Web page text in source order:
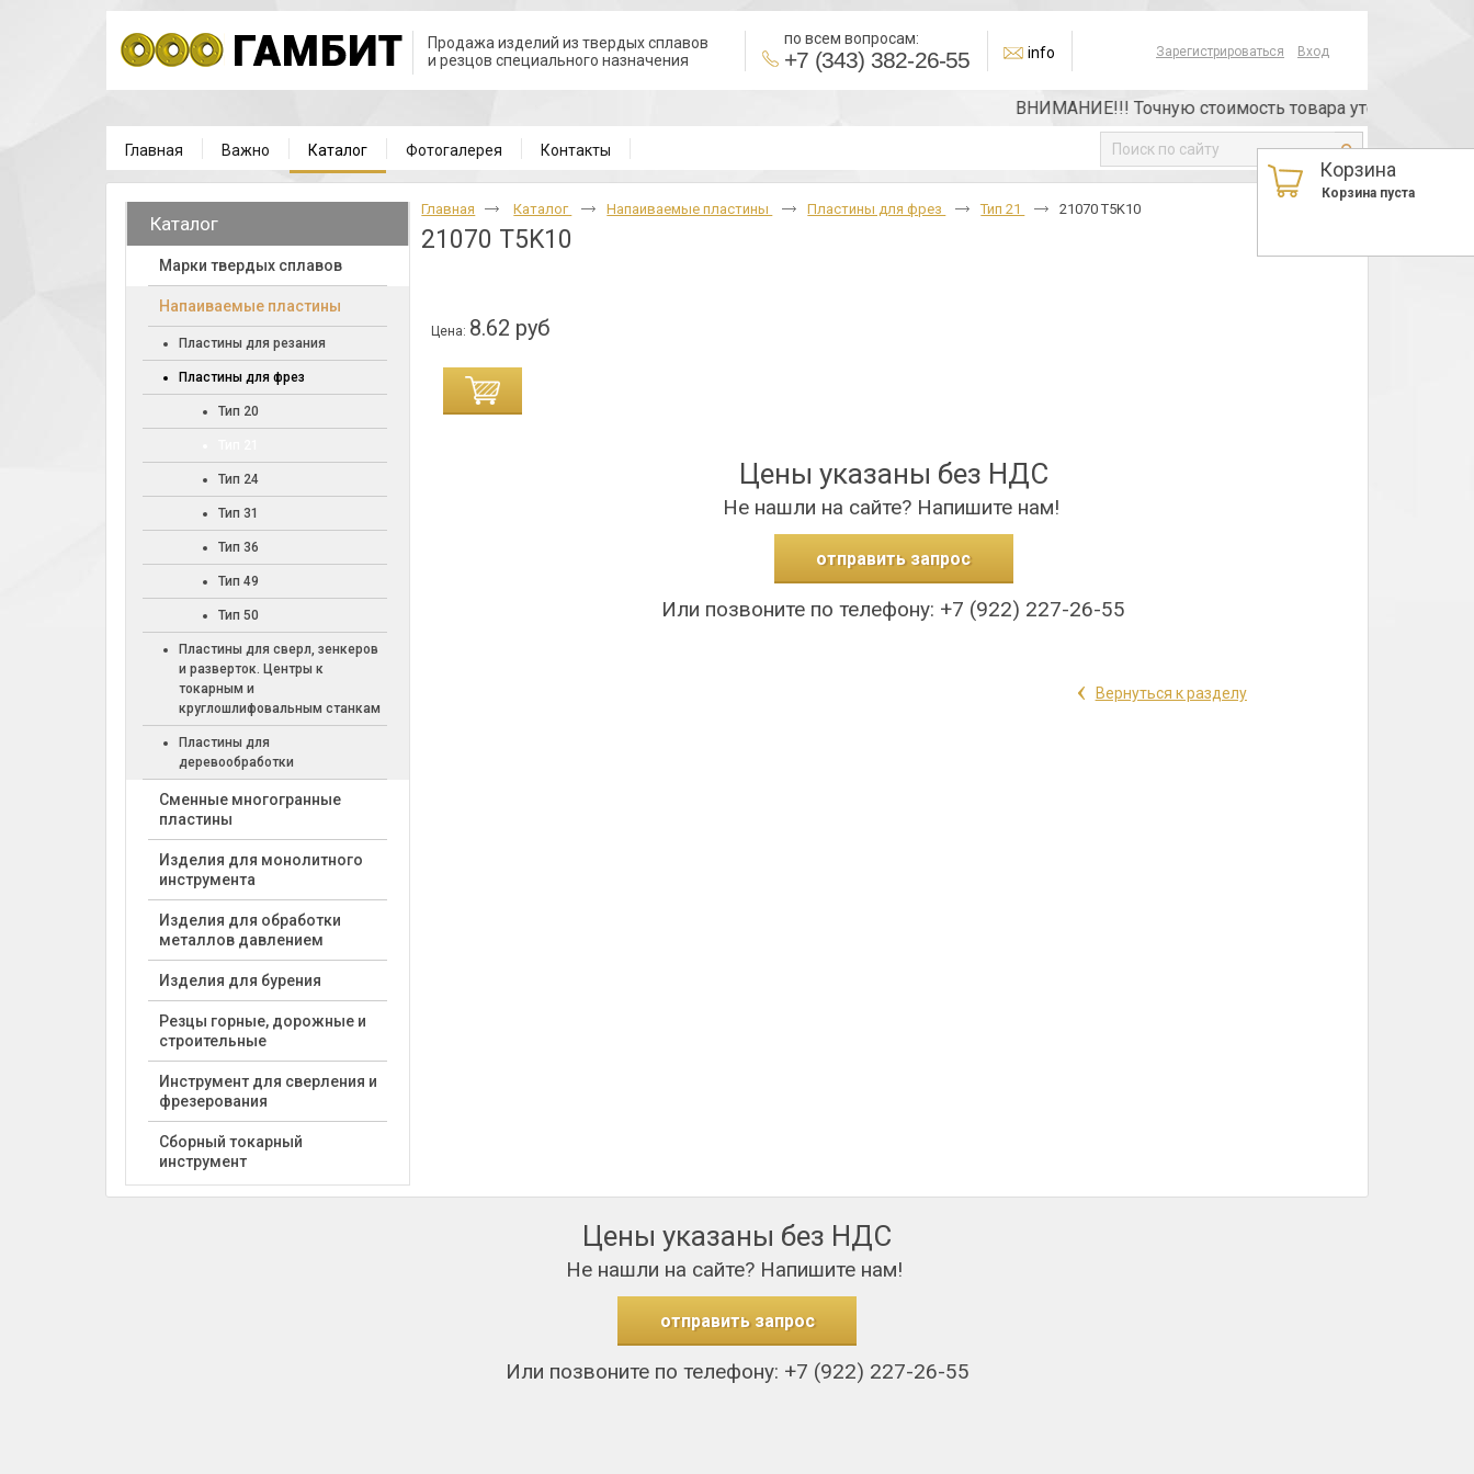
Зарегистрироваться Вход
Продажа изделий из твердых сплавов
и резцов специального назначения
по всем вопросам:
+7 (343) 382-26-55 info
ВНИМАНИЕ!!! Точную стоимость товара уточняйте у
Главная Важно Каталог Фотогалерея Контакты
Корзина
Корзина пуста
Каталог
Марки твердых сплавов
Напаиваемые пластины
Пластины для резания
Пластины для фрез
Тип 20
Тип 24
Тип 31
Тип 36
Тип 49
Тип 50
Пластины для сверл, зенкеров
и разверток. Центры к
токарным и
круглошлифовальным станкам
Пластины для
деревообработки
Cменные многогранные
пластины
Изделия для монолитного
инструмента
Изделия для обработки
металлов давлением
Изделия для бурения
Резцы горные, дорожные и
строительные
Инструмент для сверления и
фрезерования
Сборный токарный
инструмент
Главная Каталог Напаиваемые пластины Пластины для фрез Тип 21 21070 T5K10
21070 T5K10
Цена: 8.62 руб
Цены указаны без НДС
Не нашли на сайте? Напишите нам!
отправить запрос
Или позвоните по телефону: +7 (922) 227-26-55
‹ Вернуться к разделу
Цены указаны без НДС
Не нашли на сайте? Напишите нам!
отправить запрос
Или позвоните по телефону: +7 (922) 227-26-55